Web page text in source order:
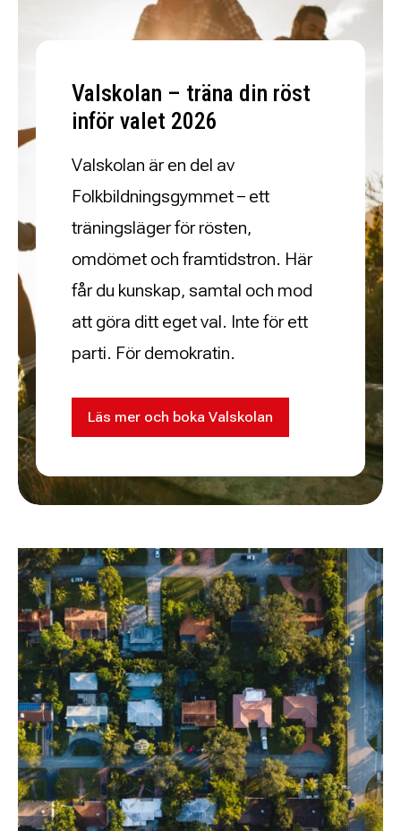
Valskolan – träna din röst
inför valet 2026
Valskolan är en del av
Folkbildningsgymmet – ett
träningsläger för rösten,
omdömet och framtidstron. Här
får du kunskap, samtal och mod
att göra ditt eget val. Inte för ett
parti. För demokratin.
Läs mer och boka Valskolan